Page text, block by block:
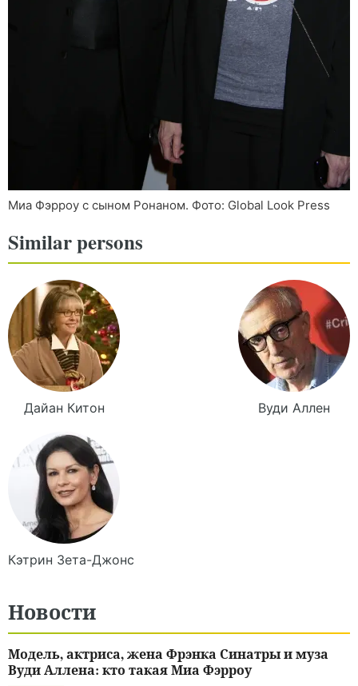
Миа Фэрроу с сыном Ронаном. Фото: Global Look Press
Similar persons
Дайан Китон Вуди Аллен
Кэтрин Зета-Джонс
Новости
Модель, актриса, жена Фрэнка Синатры и муза
Вуди Аллена: кто такая Миа Фэрроу